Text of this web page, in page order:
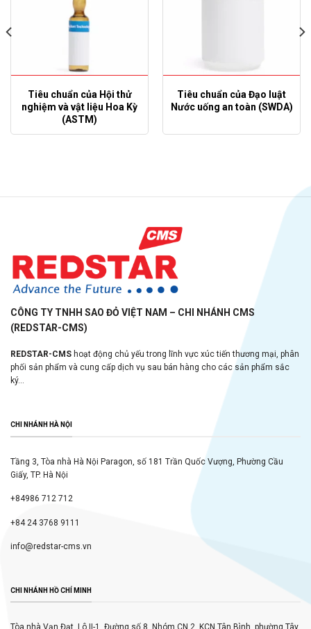
Tiêu chuẩn của Hội thử
nghiệm và vật liệu Hoa Kỳ
(ASTM)
Tiêu chuẩn của Đạo luật
Nước uống an toàn (SWDA)
CÔNG TY TNHH SAO ĐỎ VIỆT NAM – CHI NHÁNH CMS
(REDSTAR-CMS)
REDSTAR-CMS hoạt động chủ yếu trong lĩnh vực xúc tiến thương mại, phân
phối sản phẩm và cung cấp dịch vụ sau bán hàng cho các sản phẩm sắc
ký...
CHI NHÁNH HÀ NỘI
Tầng 3, Tòa nhà Hà Nội Paragon, số 181 Trần Quốc Vượng, Phường Cầu
Giấy, TP. Hà Nội
+84986 712 712
+84 24 3768 9111
info@redstar-cms.vn
CHI NHÁNH HỒ CHÍ MINH